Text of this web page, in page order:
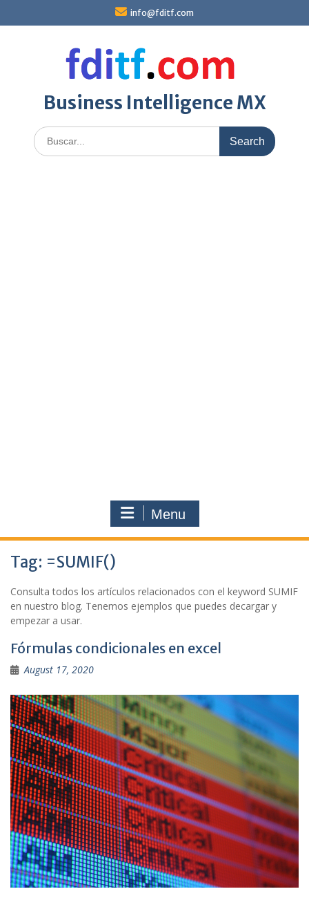
info@fditf.com
Business Intelligence MX
Search
for:
Menu
Tag: =SUMIF()
Consulta todos los artículos relacionados con el keyword SUMIF
en nuestro blog. Tenemos ejemplos que puedes decargar y
empezar a usar.
Fórmulas condicionales en excel
August 17, 2020